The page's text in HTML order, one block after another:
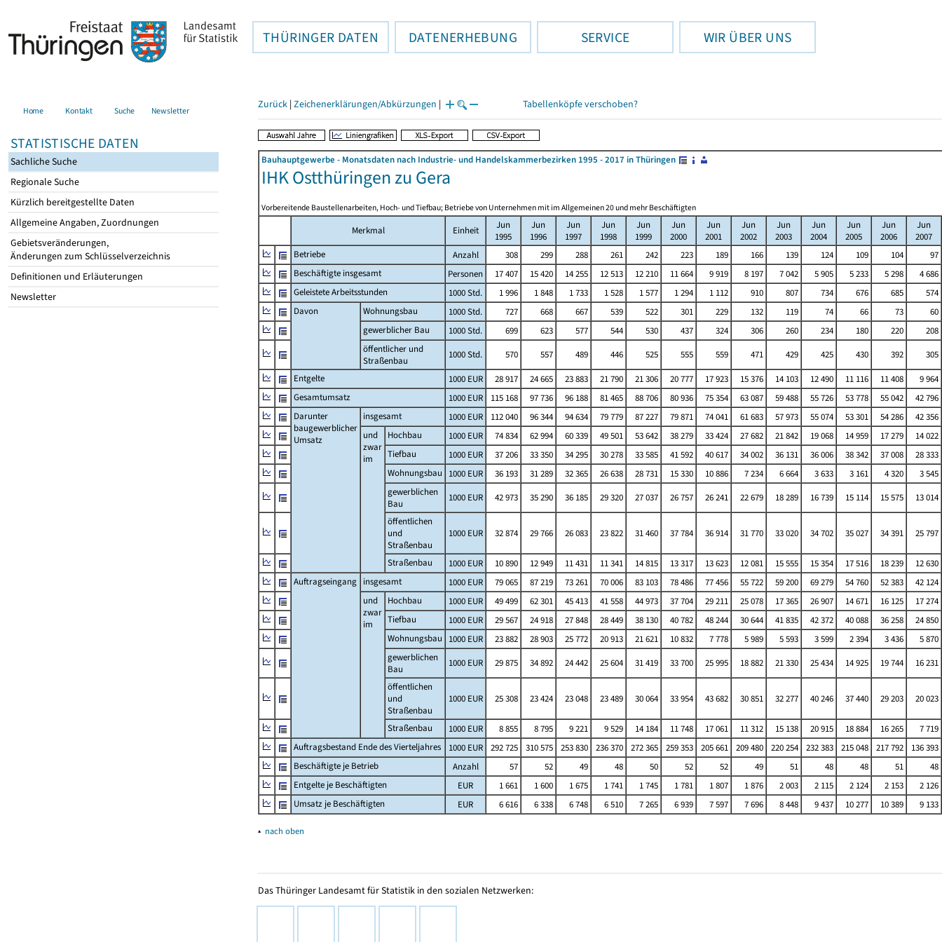
THÜRINGER DATEN DATENERHEBUNG SERVICE WIR ÜBER UNS
Home Kontakt Suche Newsletter
STATISTISCHE DATEN
Sachliche Suche
Regionale Suche
Kürzlich bereitgestellte Daten
Allgemeine Angaben, Zuordnungen
Gebietsveränderungen,
Änderungen zum Schlüsselverzeichnis
Definitionen und Erläuterungen
Newsletter
Zurück | Zeichenerklärungen/Abkürzungen | Tabellenköpfe verschoben?
Bauhauptgewerbe - Monatsdaten nach Industrie- und Handelskammerbezirken 1995 - 2017 in Thüringen
IHK Ostthüringen zu Gera
Vorbereitende Baustellenarbeiten, Hoch- und Tiefbau; Betriebe von Unternehmen mit im Allgemeinen 20 und mehr Beschäftigten
Merkmal Einheit
Jun
1995
Jun
1996
Jun
1997
Jun
1998
Jun
1999
Jun
2000
Jun
2001
Jun
2002
Jun
2003
Jun
2004
Jun
2005
Jun
2006
Jun
2007
Betriebe
Anzahl 308 299 288 261 242 223 189 166 139 124 109 104
97
Beschäftigte insgesamt
Personen 17 407 15 420 14 255 12 513 12 210 11 664 9 919 8 197 7 042 5 905 5 233 5 298
4 686
Geleistete Arbeitsstunden
1000 Std. 1 996 1 848 1 733 1 528 1 577 1 294 1 112 910 807 734 676 685
574
Davon
Wohnungsbau 1000 Std. 727 668 667 539 522 301 229 132 119 74 66 73
60
gewerblicher Bau
1000 Std. 699 623 577 544 530 437 324 306 260 234 180 220
208
öffentlicher und
Straßenbau
1000 Std. 570 557 489 446 525 555 559 471 429 425 430 392
305
Entgelte
1000 EUR 28 917 24 665 23 883 21 790 21 306 20 777 17 923 15 376 14 103 12 490 11 116 11 408
9 964
Gesamtumsatz
1000 EUR 115 168 97 736 96 188 81 465 88 706 80 936 75 354 63 087 59 488 55 726 53 778 55 042
42 796
Darunter
baugewerblicher
Umsatz
insgesamt 1000 EUR 112 040 96 344 94 634 79 779 87 227 79 871 74 041 61 683 57 973 55 074 53 301 54 286
42 356
und
zwar
im
Hochbau 1000 EUR 74 834 62 994 60 339 49 501 53 642 38 279 33 424 27 682 21 842 19 068 14 959 17 279
14 022
Tiefbau
1000 EUR 37 206 33 350 34 295 30 278 33 585 41 592 40 617 34 002 36 131 36 006 38 342 37 008
28 333
Wohnungsbau
1000 EUR 36 193 31 289 32 365 26 638 28 731 15 330 10 886 7 234 6 664 3 633 3 161 4 320
3 545
gewerblichen
Bau
1000 EUR 42 973 35 290 36 185 29 320 27 037 26 757 26 241 22 679 18 289 16 739 15 114 15 575
13 014
öffentlichen
und
Straßenbau
1000 EUR 32 874 29 766 26 083 23 822 31 460 37 784 36 914 31 770 33 020 34 702 35 027 34 391 25 797
Straßenbau 1000 EUR 10 890 12 949 11 431 11 341 14 815 13 317 13 623 12 081 15 555 15 354 17 516 18 239
12 630
Auftragseingang insgesamt 1000 EUR 79 065 87 219 73 261 70 006 83 103 78 486 77 456 55 722 59 200 69 279 54 760 52 383
42 124
und
zwar
im
Hochbau 1000 EUR 49 499 62 301 45 413 41 558 44 973 37 704 29 211 25 078 17 365 26 907 14 671 16 125
17 274
Tiefbau
1000 EUR 29 567 24 918 27 848 28 449 38 130 40 782 48 244 30 644 41 835 42 372 40 088 36 258
24 850
Wohnungsbau
1000 EUR 23 882 28 903 25 772 20 913 21 621 10 832 7 778 5 989 5 593 3 599 2 394 3 436
5 870
gewerblichen
Bau
1000 EUR 29 875 34 892 24 442 25 604 31 419 33 700 25 995 18 882 21 330 25 434 14 925 19 744
16 231
öffentlichen
und
Straßenbau
1000 EUR 25 308 23 424 23 048 23 489 30 064 33 954 43 682 30 851 32 277 40 246 37 440 29 203 20 023
Straßenbau 1000 EUR 8 855 8 795 9 221 9 529 14 184 11 748 17 061 11 312 15 138 20 915 18 884 16 265
7 719
Auftragsbestand Ende des Vierteljahres
1000 EUR 292 725 310 575 253 830 236 370 272 365 259 353 205 661 209 480 220 254 232 383 215 048 217 792
136 393
Beschäftigte je Betrieb
Anzahl 57 52 49 48 50 52 52 49 51 48 48 51
48
Entgelte je Beschäftigten
EUR 1 661 1 600 1 675 1 741 1 745 1 781 1 807 1 876 2 003 2 115 2 124 2 153
2 126
Umsatz je Beschäftigten
EUR 6 616 6 338 6 748 6 510 7 265 6 939 7 597 7 696 8 448 9 437 10 277 10 389 9 133
▴ nach oben
Das Thüringer Landesamt für Statistik in den sozialen Netzwerken: